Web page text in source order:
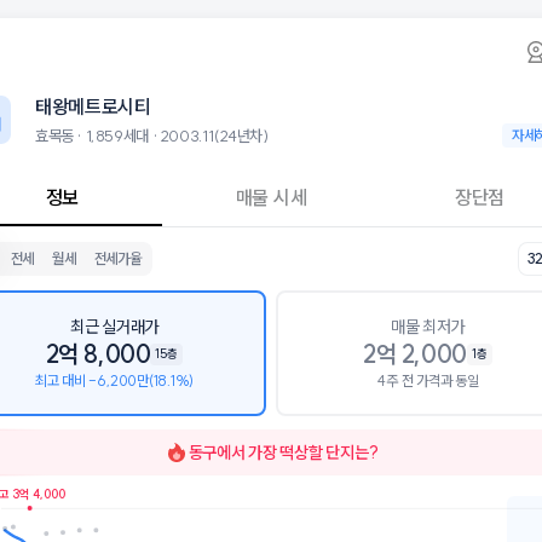
태왕메트로시티 아파트 시세·실거래가·2년
로시티는 효목동에 위치한 1,859세대 대단지 아파트로, 2003.11 입주
월 7일 기준 25평형의 매매 시세는 1.6억, 전세는 1.3억입니다. 32평
으로는 대구효목초등학교, 신아중학교가 있습니다.
, 용적률 269%, 건폐율 25%의 단지입니다.
태왕메트로
태왕메트로시티
효목동 · 1,859세대 · 2003.11(24년차) 효목
자세
정보 매물 시세 장단점
전세 월세 전세가율
최근 실거래가
2억 8,000 15층
최고 대비 -6,200만(18.1%)
매물 최저가
2억 2,000 1층
4주 전 가격과 동일
동구에서 가장 떡상할 단지는?
3억 4,000